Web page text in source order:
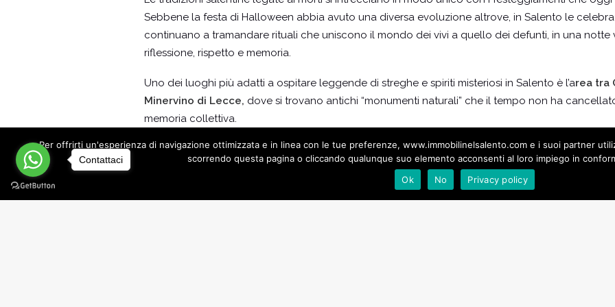
Sebbene la festa di Halloween abbia avuto una diversa evoluzione altrove, in Salento le
continuano a tramandare rituali che uniscono il mondo dei vivi a quello dei defunti, in una notte
riflessione, rispetto e memoria.
Uno dei luoghi più adatti a ospitare leggende di streghe e spiriti misteriosi in Salento è l’area tra
Minervino di Lecce, dove si trovano antichi “monumenti naturali” che il tempo non ha
memoria collettiva.
Questo territorio, paragonato alla famosa Stonehenge per la presenza di dolmen, menhir e
racconti che ruotano attorno a ninfe, anziane streghe e folletti noti come “scazzamurieddhi.”
patrimonio inestimabile, sono state fonte d’ispirazione per storie fantastiche e fiabe tramandate
Contattaci
Per offrirti un'esperienza di navigazione ottimizzata e in linea con le tue preferenze, www.immobilinelsalento.com e i suoi partner
scorrendo questa pagina o cliccando qualunque suo elemento acconsenti al loro impiego in
Ok
No Privacy policy